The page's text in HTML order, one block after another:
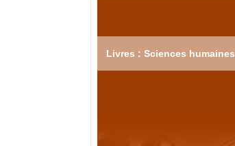
Livres : Sciences humaines